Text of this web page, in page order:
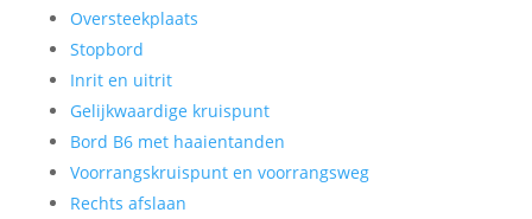
Oversteekplaats
Stopbord
Inrit en uitrit
Gelijkwaardige kruispunt
Bord B6 met haaientanden
Voorrangskruispunt en voorrangsweg
Rechts afslaan